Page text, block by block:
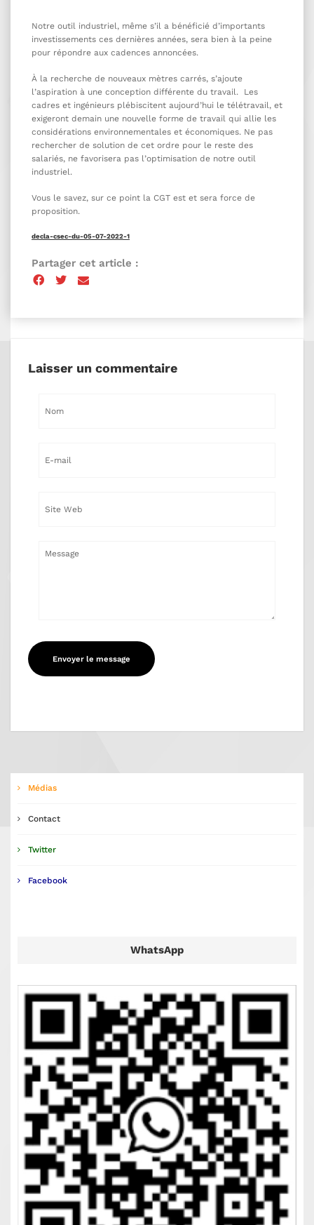
Notre outil industriel, même s’il a bénéficié d’importants
investissements ces dernières années, sera bien à la peine
pour répondre aux cadences annoncées.
À la recherche de nouveaux mètres carrés, s’ajoute
l’aspiration à une conception différente du travail. Les
cadres et ingénieurs plébiscitent aujourd’hui le télétravail, et
exigeront demain une nouvelle forme de travail qui allie les
considérations environnementales et économiques. Ne pas
rechercher de solution de cet ordre pour le reste des
salariés, ne favorisera pas l’optimisation de notre outil
industriel.
Vous le savez, sur ce point la CGT est et sera force de
proposition.
decla-csec-du-05-07-2022-1
Partager cet article :
Laisser un commentaire
Médias
Contact
Twitter
Facebook
WhatsApp